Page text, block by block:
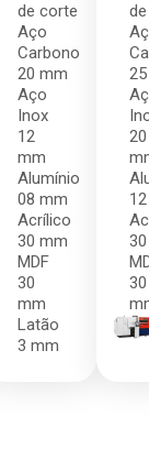
de corte
Aço
Carbono
20 mm
Aço
Inox
12
mm
Alumínio
08 mm
Acrílico
30 mm
MDF
30
mm
Latão
3 mm
20
30